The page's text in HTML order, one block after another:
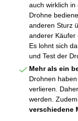
auch wirklich in
Drohne
anderen Sturz
anderer Käufer
Es lohnt sich
und Test der
Mehr als ein
Drohnen
verlieren.
werden.
verschiedene